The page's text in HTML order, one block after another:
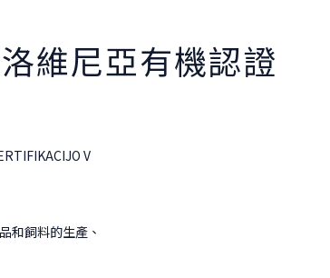
維尼亞有機認證
V
和飼料的生產、